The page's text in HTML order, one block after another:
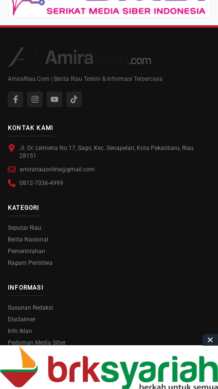
AmiraRiau.Com | Berita Riau Terkini & Informasi Terpercaya
KONTAK KAMI
Jl. Dr. Leimena No.17, Sago, Kec. Senapelan, Kota Pekanbaru, Riau
28151
amirariauonline@gmail.com
0812-7036-4999
KATEGORI
Seputar Riau
Berita Nasional
Pemerintahan
Ragam Peristiwa
INFORMASI
Susunan Redaksi
Disclaimer
Info Iklan
Pedoman Media Siber
Copyright © 2026 AmiraRiau.com . All Rights Reserved.